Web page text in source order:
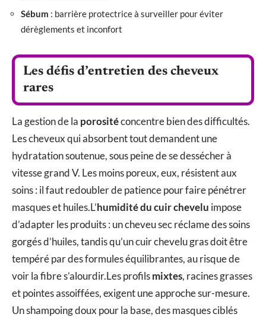
Sébum : barrière protectrice à surveiller pour éviter
dérèglements et inconfort
Les défis d’entretien des cheveux
rares
La gestion de la porositéconcentre bien des difficultés.
Les cheveux qui absorbent tout demandent une
hydratation soutenue, sous peine de se dessécher à
vitesse grand V. Les moins poreux, eux, résistent aux
soins : il faut redoubler de patience pour faire pénétrer
masques et huiles.L’humidité du cuir chevelu impose
d’adapter les produits : un cheveu sec réclame des soins
gorgés d’huiles, tandis qu’un cuir chevelu gras doit être
tempéré par des formules équilibrantes, au risque de
voir la fibre s’alourdir.Les profilsmixtes, racines grasses
et pointes assoiffées, exigent une approche sur-mesure.
Un shampoing doux pour la base, des masques ciblés